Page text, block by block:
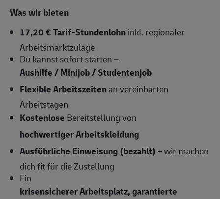
Was wir bieten
17,20 € Tarif-Stundenlohninkl. regionaler
Arbeitsmarktzulage
Du kannst sofort starten –
Aushilfe / Minijob / Studentenjob
Flexible Arbeitszeitenan vereinbarten
Arbeitstagen
Kostenlose Bereitstellung von
hochwertiger Arbeitskleidung
Ausführliche Einweisung (bezahlt)– wir machen
dich fit für die Zustellung
Ein
krisensicherer Arbeitsplatz, garantierte